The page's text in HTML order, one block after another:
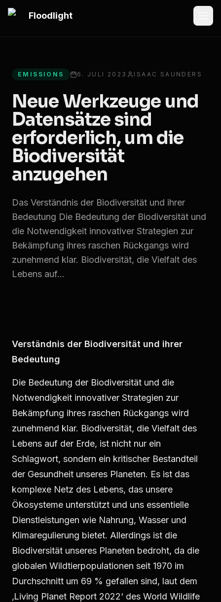
Zum Hauptinhalt springen
Floodlight
All articles
EMISSIONS 6. JULI 2023 ISAAC SAUNDERS
Neue Werkzeuge und
Datensätze sind
erforderlich, um die
Biodiversität
anzugehen
Das Verständnis der Biodiversität und ihrer
Bedeutung Die Bedeutung der Biodiversität und
die Notwendigkeit innovativer Strategien zur
Bekämpfung ihres raschen Rückgangs wird
zunehmend klar. Biodiversität, die Vielfalt des
Lebens auf...
Verständnis der Biodiversität und ihrer
Bedeutung
Die Bedeutung der Biodiversität und die
Notwendigkeit innovativer Strategien zur
Bekämpfung ihres raschen Rückgangs wird
zunehmend klar. Biodiversität, die Vielfalt des
Lebens auf der Erde, ist nicht nur ein
Schlagwort, sondern ein kritischer Bestandteil
der Gesundheit unseres Planeten. Es ist das
komplexe Netz des Lebens, das unsere
Ökosysteme unterstützt und uns essentielle
Dienstleistungen wie Nahrung, Wasser und
Klimaregulierung bietet. Allerdings ist die
Biodiversität unseres Planeten bedroht, da die
globalen Wildtierpopulationen seit 1970 im
Durchschnitt um 69 % gefallen sind, laut dem
‚Living Planet Report 2022‘ des World Wildlife